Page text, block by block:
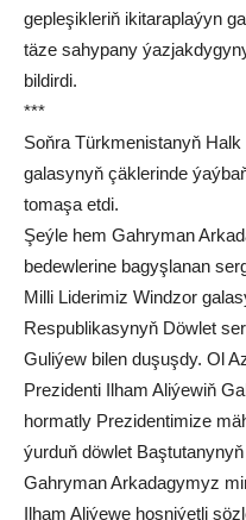
gepleşikleriň ikitaraplaýyn
täze sahypany
bildirdi.
***
Soňra Türkmenistanyň
galasynyň çäklerinde
tomaşa etdi.
Şeýle hem Gahryman
bedewlerine bagyşlanan
Milli Liderimiz Windzor
Respublikasynyň Döwlet
Guliýew bilen duşuşdy. Ol
Prezidenti Ilham Aliýewiň
hormatly Prezidentimize
ýurduň döwlet
Gahryman Arkadagymyz
Ilham Aliýewe hoşniýetli